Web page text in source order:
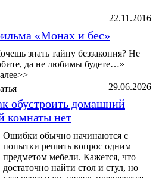
22.11.2016
«Монах и бес»
знать тайну беззакония? Не
да не любимы будете…»
29.06.2026
обустроить домашний
комнаты нет
Ошибки обычно начинаются с
попытки решить вопрос одним
предметом мебели. Кажется, что
достаточно найти стол и стул, но